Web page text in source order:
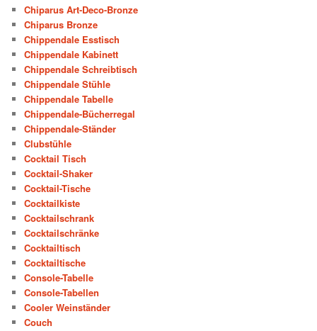
Chiparus Art-Deco-Bronze
Chiparus Bronze
Chippendale Esstisch
Chippendale Kabinett
Chippendale Schreibtisch
Chippendale Stühle
Chippendale Tabelle
Chippendale-Bücherregal
Chippendale-Ständer
Clubstühle
Cocktail Tisch
Cocktail-Shaker
Cocktail-Tische
Cocktailkiste
Cocktailschrank
Cocktailschränke
Cocktailtisch
Cocktailtische
Console-Tabelle
Console-Tabellen
Cooler Weinständer
Couch